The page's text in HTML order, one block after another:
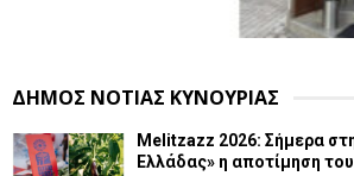
ΔΗΜΟΣ ΝΟΤΙΑΣ ΚΥΝΟΥΡΙΑΣ
Melitzazz 2026: Σήμερα
Ελλάδας» η αποτίμηση